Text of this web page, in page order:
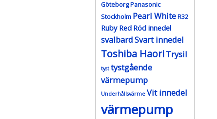
Göteborg Panasonic
Stockholm Pearl White R32
Ruby Red Röd innedel
svalbardSvart innedel
Toshiba HaoriTrysil
tyst tystgående
värmepump
Underhållsvärme Vit innedel
värmepump